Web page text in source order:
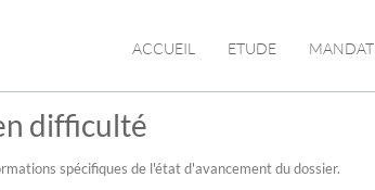
ACCUEIL ETUDE MANDAT
difficulté
spécifiques de l'état d'avancement du dossier.